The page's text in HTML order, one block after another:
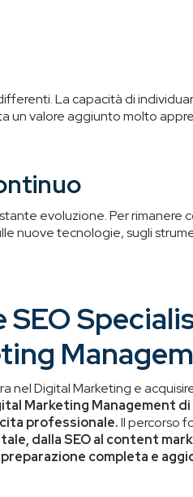
La capacità di
un valore aggiunto molto
evoluzione. Per rimanere
nuove tecnologie, sugli
nel Digital Marketing e
Marketing Management
professionale.Il percorso
dalla SEO al content
completa e